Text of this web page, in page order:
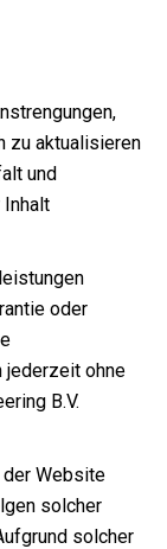
zu aktualisieren
und
oder
jederzeit ohne
B.V.
Website
solcher
solcher